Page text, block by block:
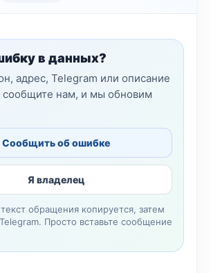
в данных?
адрес, Telegram или описание
нам, и мы обновим
Сообщить об ошибке
Я владелец
обращения копируется, затем
Просто вставьте сообщение